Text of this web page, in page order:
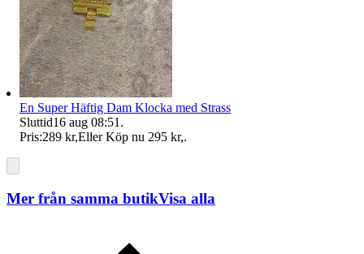
En Super Häftig Dam Klocka med Strass
Sluttid16 aug 08:51 .
Pris:289 kr,Eller Köp nu 295 kr,.
Mer från samma butikVisa alla